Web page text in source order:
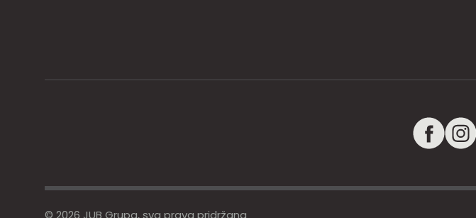
© 2026 JUB Grupa, sva prava pridržana